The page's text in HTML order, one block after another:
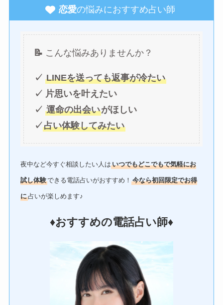
恋愛の悩みにおすすめ占い師
📝 こんな悩みありませんか？
✓LINEを送っても返事が冷たい
✓ 片思いを叶えたい
✓運命の出会いがほしい
✓占い体験してみたい
夜中など今すぐ相談したい人はいつでもどこでもで気軽にお
試し体験できる電話占いがおすすめ！今なら初回限定でお得
に占いが楽しめます♪
♦︎おすすめの電話占い師♦︎